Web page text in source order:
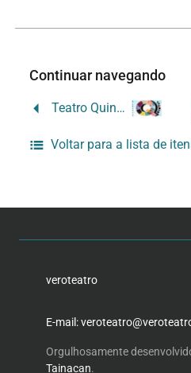
Continuar navegando
Teatro Quintal – bonecos e sombras
Voltar para a lista de
veroteatro
E-mail:
Orgulhosamente
Tainacan.